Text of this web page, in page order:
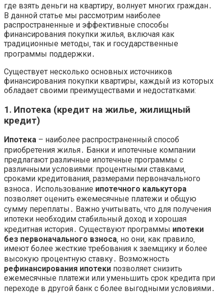
где взять деньги на квартиру‚ волнует многих граждан․
В данной статье мы рассмотрим наиболее
распространенные и эффективные способы
финансирования покупки жилья‚ включая как
традиционные методы‚ так и государственные
программы поддержки․
Существует несколько основных источников
финансирования покупки квартиры‚ каждый из которых
обладает своими преимуществами и недостатками:
1․ Ипотека (кредит на жилье‚ жилищный
кредит)
Ипотека – наиболее распространенный способ
приобретения жилья․ Банки и ипотечные компании
предлагают различные ипотечные программы с
различными условиями: процентными ставками‚
сроками кредитования‚ размерами первоначального
взноса․ Использование ипотечного калькутора
позволяет оценить ежемесячные платежи и общую
сумму переплаты․ Важно учитывать‚ что для получения
ипотеки необходим стабильный доход и хорошая
кредитная история․ Существуют программы ипотеки
без первоначального взноса‚ но они‚ как правило‚
имеют более жесткие требования к заемщику и более
высокую процентную ставку․ Возможность
рефинансирования ипотеки позволяет снизить
ежемесячные платежи или уменьшить срок кредита при
переходе в другой банк с более выгодными условиями․